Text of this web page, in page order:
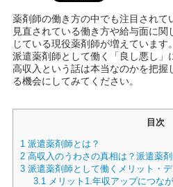
薬剤師の働き方の中でも注目されて
見直されている働き方や給与面に
じている現役薬剤師が増えています。
派遣薬剤師として働く「良し悪し」
高収入という話は本当なのかを把握
る機会にしてみてください。
目次
1 派遣薬剤師とは？
2高収入のうわさの真相は？派遣薬
3派遣薬剤師として働くメリット・デ
3.1
メリット1.年収アップにつな